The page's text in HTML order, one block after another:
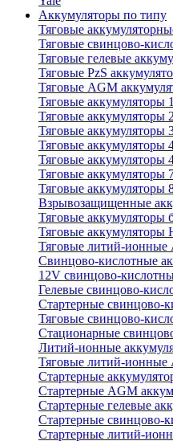
Аккумуляторы по типу
Тяговые
Тяговые свинцово-
Тяговые гелевые
Тяговые PzS
Тяговые AGM
Тяговые аккумуляторы
Тяговые аккумуляторы
Тяговые аккумуляторы
Тяговые аккумуляторы
Тяговые аккумуляторы
Тяговые аккумуляторы
Тяговые аккумуляторы
Взрывозащищенные
Тяговые аккумуляторы
Тяговые аккумуляторы
Тяговые литий-
Свинцово-кислотные
12V свинцово-
Гелевые свинцово-
Стартерные свинцово-
Тяговые свинцово-
Стационарные
Литий-ионные
Тяговые литий-
Стартерные
Стартерные AGM
Стартерные гелевые
Стартерные свинцово-
Стартерные литий-